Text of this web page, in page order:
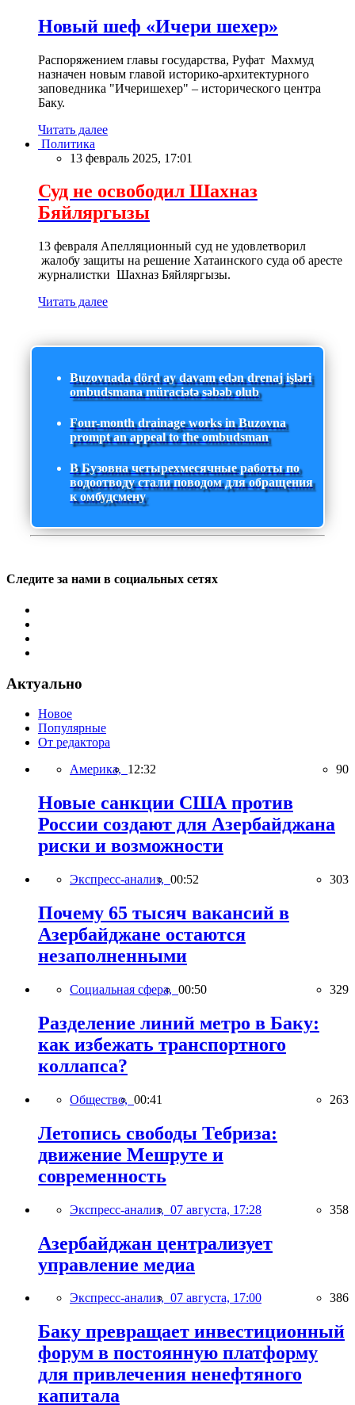
Новый шеф «Ичери шехер»
Распоряжением главы государства, Руфат Махмуд
назначен новым главой историко-архитектурного
заповедника "Ичеришехер" – исторического центра
Баку.
Читать далее
Политика
13 февраль 2025, 17:01
Суд не освободил Шахназ
Бяйляргызы
13 февраля Апелляционный суд не удовлетворил
жалобу защиты на решение Хатаинского суда об аресте
журналистки Шахназ Бяйляргызы.
Читать далее
Buzovnada dörd ay davam edən drenaj işləri
ombudsmana müraciətə səbəb olub
Four-month drainage works in Buzovna
prompt an appeal to the ombudsman
В Бузовна четырехмесячные работы по
водоотводу стали поводом для обращения
к омбудсмену
Следите за нами в социальных сетях
Актуально
Новое
Популярные
От редактора
Америка, 12:32 90
Новые санкции США против
России создают для Азербайджана
риски и возможности
Экспресс-анализ, 00:52 303
Почему 65 тысяч вакансий в
Азербайджане остаются
незаполненными
Социальная сфера, 00:50 329
Разделение линий метро в Баку:
как избежать транспортного
коллапса?
Общество, 00:41 263
Летопись свободы Тебриза:
движение Мешруте и
современность
Экспресс-анализ, 07 августа, 17:28 358
Азербайджан централизует
управление медиа
Экспресс-анализ, 07 августа, 17:00 386
Баку превращает инвестиционный
форум в постоянную платформу
для привлечения ненефтяного
капитала